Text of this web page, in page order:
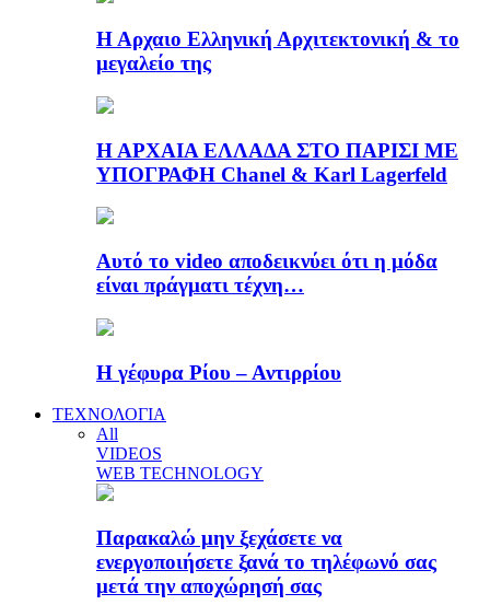
Η Αρχαιο Ελληνική Αρχιτεκτονική & το
μεγαλείο της
Η ΑΡΧΑΙΑ ΕΛΛΑΔΑ ΣΤΟ ΠΑΡΙΣΙ ΜΕ
ΥΠΟΓΡΑΦΗ Chanel & Karl Lagerfeld
Αυτό το video αποδεικνύει ότι η μόδα
είναι πράγματι τέχνη…
Η γέφυρα Ρίου – Αντιρρίου
ΤΕΧΝΟΛΟΓΙΑ
All
VIDEOS
WEB TECHNOLOGY
Παρακαλώ μην ξεχάσετε να
ενεργοποιήσετε ξανά το τηλέφωνό σας
μετά την αποχώρησή σας